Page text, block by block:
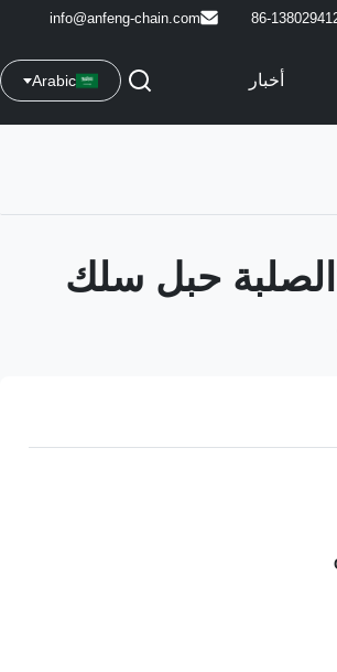
info@anfeng-chain.com
أخبار Arabic
28 مم الصلبة حبل سلك